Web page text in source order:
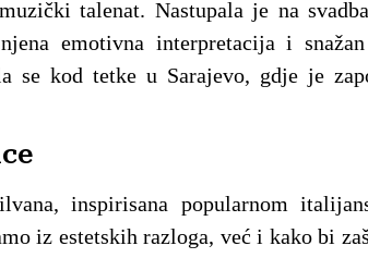
talenat. Nastupala je na
emotivna interpretacija i
se kod tetke u Sarajevo, gdje je
inspirisana popularnom
iz estetskih razloga, već i kako bi